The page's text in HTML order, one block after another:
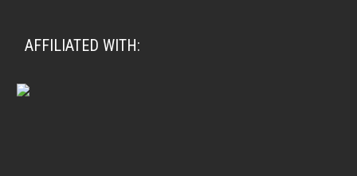
AFFILIATED WITH: